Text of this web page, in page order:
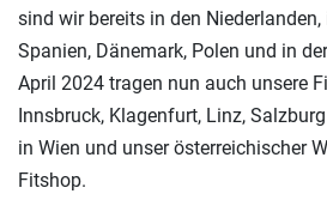
sind wir bereits in den Niederlanden,
Spanien, Dänemark, Polen und in
April 2024 tragen nun auch unsere
Innsbruck, Klagenfurt, Linz,
in Wien und unser österreichischer
Fitshop.